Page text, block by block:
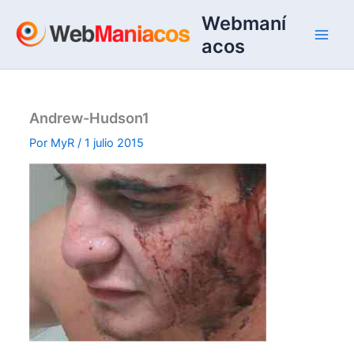
contenido
Webmaní
acos
Andrew-Hudson1
Por MyR/1 julio 2015